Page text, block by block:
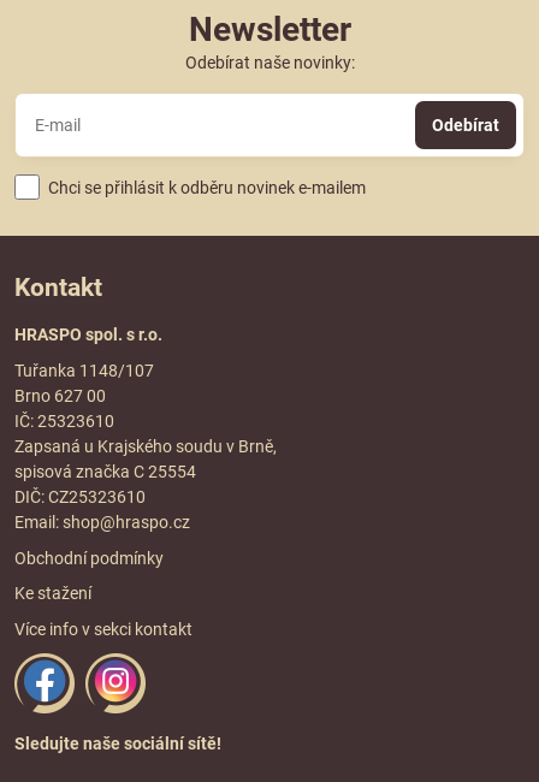
Newsletter
Odebírat naše novinky:
Odebírat
Chci se přihlásit k odběru novinek e-mailem
Kontakt
HRASPO spol. s r.o.
Tuřanka 1148/107
Brno 627 00
IČ: 25323610
Zapsaná u Krajského soudu v Brně,
spisová značka C 25554
DIČ: CZ25323610
Email: shop@hraspo.cz
Obchodní podmínky
Ke stažení
Více info v sekci kontakt
Sledujte naše sociální sítě!